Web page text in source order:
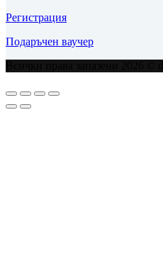
Регистрация
Подаръчен ваучер